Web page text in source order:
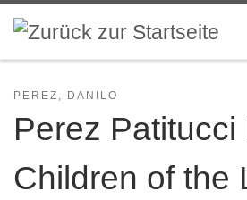
Zum Inhalt springen
PEREZ, DANILO
Perez Patitucci
Children of the